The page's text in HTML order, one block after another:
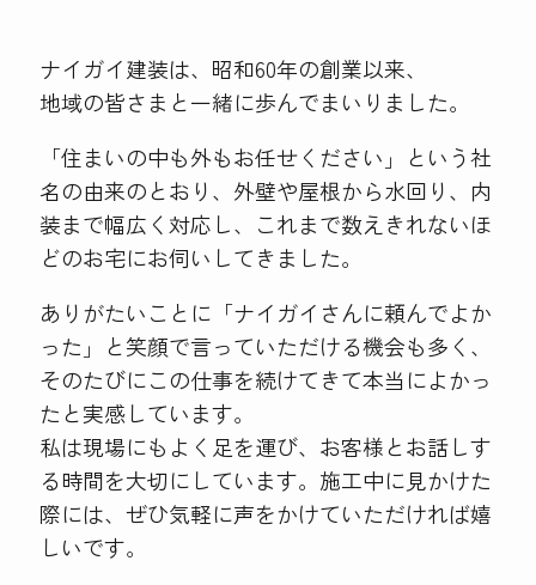
ナイガイ建装は、昭和60年の創業以来、
地域の皆さまと一緒に歩んでまいりました。
「住まいの中も外もお任せください」という社
名の由来のとおり、外壁や屋根から水回り、内
装まで幅広く対応し、これまで数えきれないほ
どのお宅にお伺いしてきました。
ありがたいことに「ナイガイさんに頼んでよか
った」と笑顔で言っていただける機会も多く、
そのたびにこの仕事を続けてきて本当によかっ
たと実感しています。
私は現場にもよく足を運び、お客様とお話しす
る時間を大切にしています。施工中に見かけた
際には、ぜひ気軽に声をかけていただければ嬉
しいです。